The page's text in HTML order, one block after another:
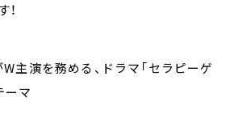
主演を務める、ドラマ「セラピーゲ
ーマ